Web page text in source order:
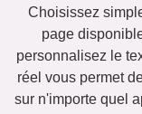
Choisissez
page
personnalisez le
réel vous permet
sur n'importe quel